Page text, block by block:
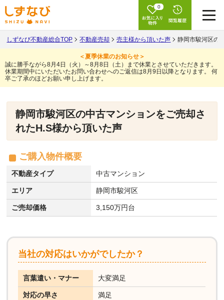
0
しずなび不動産総合TOP 不動産売却 売主様から頂いた声 静岡市駿河区の
＜夏季休業のお知らせ＞
誠に勝手ながら8月4日（火）～8月8日（土）まで休業とさせていただきます。
休業期間中にいただいたお問い合わせへのご返信は8月9日以降となります。
何
卒ご了承のほどお願い申し上げます。
静岡市駿河区の中古マンションをご売却さ
れたH.S様から頂いた声
ご購入物件概要
不動産タイプ 中古マンション
エリア 静岡市駿河区
ご売却価格 3,150万円台
当社の対応はいかがでしたか？
言葉遣い・マナー 大変満足
対応の早さ 満足